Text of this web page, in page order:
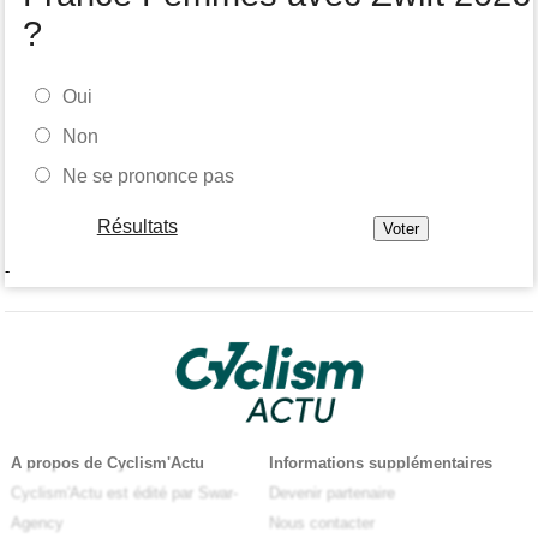
?
Oui
Non
Ne se prononce pas
Résultats
-
A propos de Cyclism'Actu
Cyclism'Actu est édité par Swar-
Agency
Informations supplémentaires
Devenir partenaire
Nous contacter